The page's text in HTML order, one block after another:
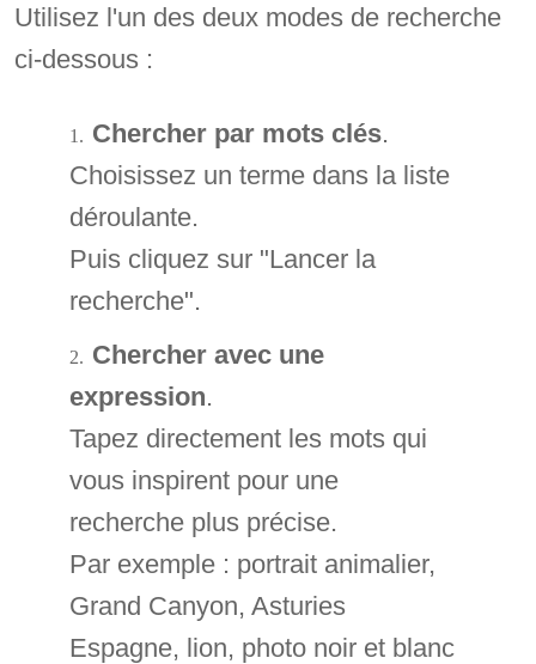
Utilisez l'un des deux modes de recherche
ci-dessous :
Chercher par mots clés.
Choisissez un terme dans la liste
déroulante.
Puis cliquez sur "Lancer la
recherche".
Chercher avec une
expression.
Tapez directement les mots qui
vous inspirent pour une
recherche plus précise.
Par exemple : portrait animalier,
Grand Canyon, Asturies
Espagne, lion, photo noir et blanc